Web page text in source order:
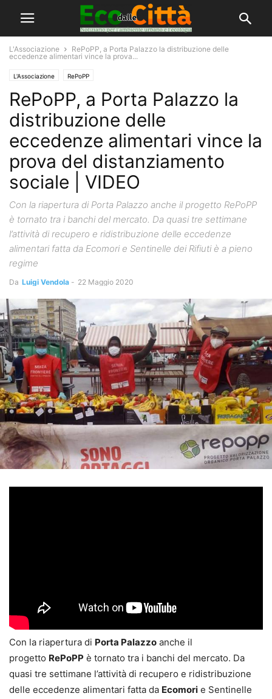
L'Associazione
RePoPP, a Porta Palazzo la distribuzione delle
eccedenze alimentari vince la prova...
L'Associazione RePoPP
RePoPP, a Porta Palazzo la
distribuzione delle
eccedenze alimentari vince la
prova del distanziamento
sociale | VIDEO
Con la riapertura di Porta Palazzo anche il progetto RePoPP
è tornato tra i banchi del mercato. Da quasi tre settimane
l’attività di recupero e ridistribuzione delle eccedenze
alimentari fatta da Ecomori e Sentinelle dei Rifiuti è a pieno
regime
Da Luigi Vendola - 22 Maggio 2020
Con la riapertura di Porta Palazzo anche il
progetto RePoPP è tornato tra i banchi del mercato. Da
quasi tre settimane l’attività di recupero e ridistribuzione
delle eccedenze alimentari fatta da Ecomori e Sentinelle